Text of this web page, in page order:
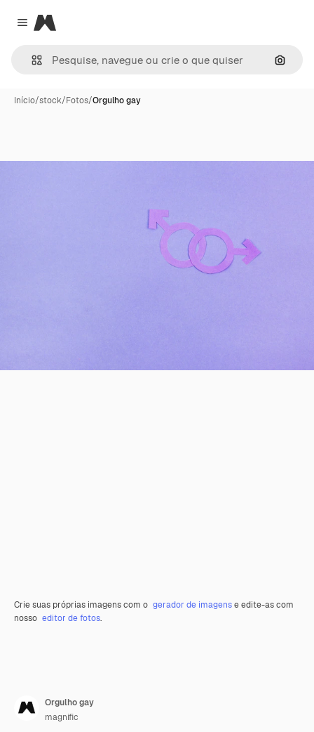
Close menu
Magnific
Início/stock/Fotos/Orgulho gay
Crie suas próprias imagens com o gerador de imagense edite-as com
nosso editor de fotos.
Orgulho gay
magnific